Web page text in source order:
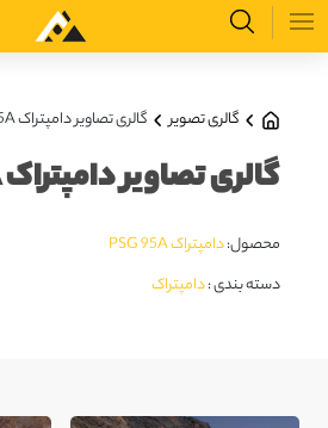
گالری تصویر گالری تصاویر دامپتراک PSG 95A
گالری تصاویر دامپتراک PSG 95A
محصول:دامپتراک PSG 95A
دسته بندی :دامپتراک